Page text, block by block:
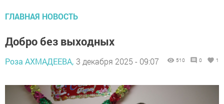
ГЛАВНАЯ НОВОСТЬ
Добро без выходных
Роза АХМАДЕЕВА, 3 декабря 2025 - 09:07 510 0 1